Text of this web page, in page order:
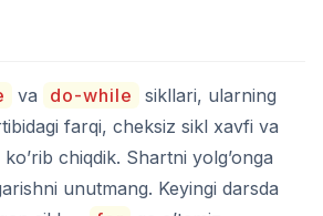
va do-while
sikllari, ularning
farqi, cheksiz sikl xavfi va
chiqdik. Shartni yolg’onga
unutmang. Keyingi darsda